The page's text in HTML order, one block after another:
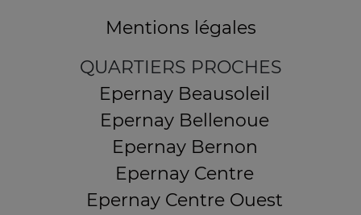
Mentions légales
QUARTIERS PROCHES
Epernay Beausoleil
Epernay Bellenoue
Epernay Bernon
Epernay Centre
Epernay Centre Ouest